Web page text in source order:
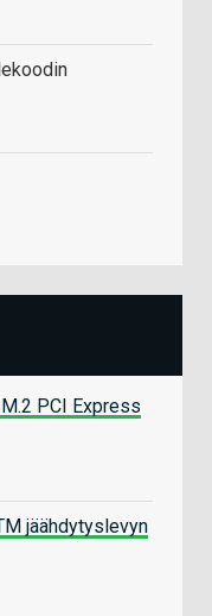
PCI Express
jäähdytyslevyn